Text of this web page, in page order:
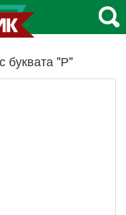
буквата "Р"